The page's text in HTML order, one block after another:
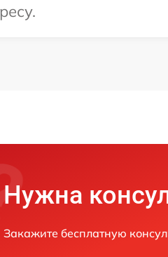
Нужна
Закажите бесплатную